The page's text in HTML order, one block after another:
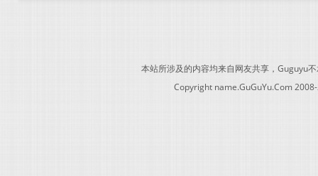
本站所涉及的内容均来自网友共享，Guguyu
Copyright name.GuGuYu.Com